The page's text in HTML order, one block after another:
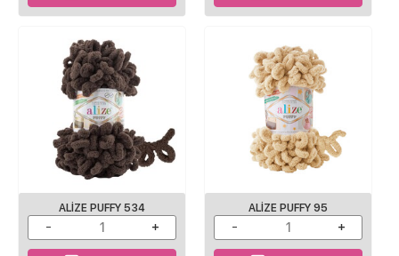
ALIZE PUFFY 534 ALIZE PUFFY 95